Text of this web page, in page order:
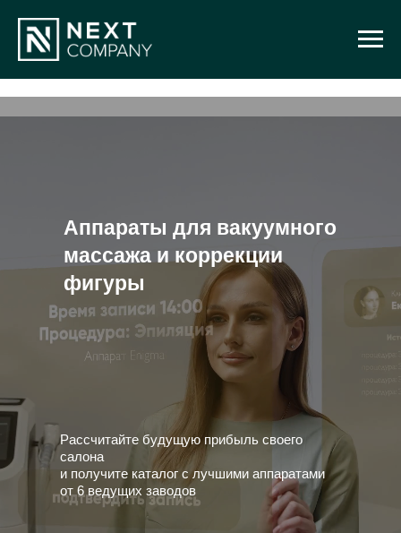
Аппараты для вакуумного
массажа и коррекции
фигуры
Рассчитайте будущую прибыль своего
салона
и получите каталог с лучшими аппаратами
от 6 ведущих заводов